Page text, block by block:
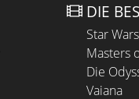
DIE
Star
Masters
Die
Vaiana